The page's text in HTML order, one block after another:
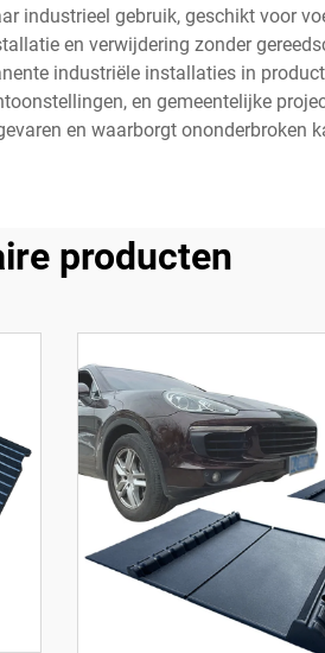
industrieel gebruik, geschikt voor
en verwijdering zonder
industriële installaties in
en gemeentelijke
en waarborgt ononderbroken
producten